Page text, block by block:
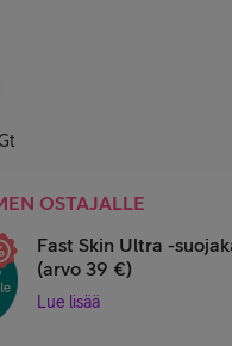
OSTAJALLE
Fast Skin Ultra -
(arvo 39 €)
Lue lisää